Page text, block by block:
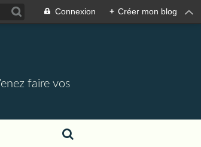
Connexion + Créer mon blog
faire vos